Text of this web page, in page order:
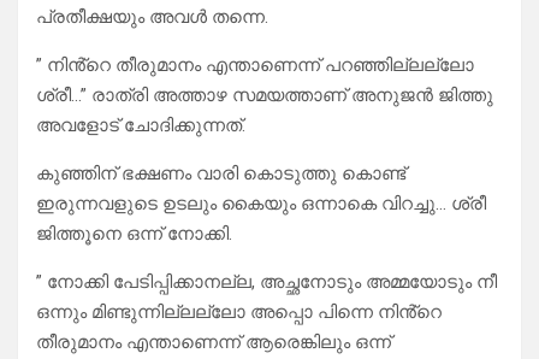
പ്രതീക്ഷയും അവൾ തന്നെ.
” നിൻ്റെ തീരുമാനം എന്താണെന്ന് പറഞ്ഞില്ലല്ലോ
ശ്രീ…” രാത്രി അത്താഴ സമയത്താണ് അനുജൻ ജിത്തു
അവളോട് ചോദിക്കുന്നത്.
കുഞ്ഞിന് ഭക്ഷണം വാരി കൊടുത്തു കൊണ്ട്
ഇരുന്നവളുടെ ഉടലും കൈയും ഒന്നാകെ വിറച്ചു… ശ്രീ
ജിത്തൂനെ ഒന്ന് നോക്കി.
” നോക്കി പേടിപ്പിക്കാനല്ല, അച്ഛനോടും അമ്മയോടും നീ
ഒന്നും മിണ്ടുന്നില്ലല്ലോ അപ്പൊ പിന്നെ നിൻ്റെ
തീരുമാനം എന്താണെന്ന് ആരെങ്കിലും ഒന്ന്